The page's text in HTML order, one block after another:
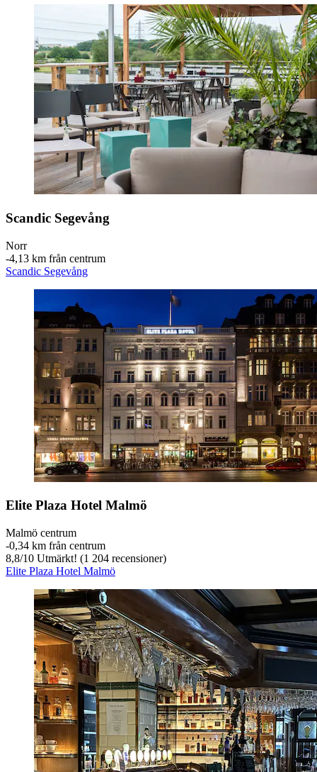
Scandic Segevång
Norr
‐4,13 km från centrum
Scandic Segevång
Elite Plaza Hotel Malmö
Malmö centrum
‐0,34 km från centrum
8,8/10 Utmärkt! (1 204 recensioner)
Elite Plaza Hotel Malmö